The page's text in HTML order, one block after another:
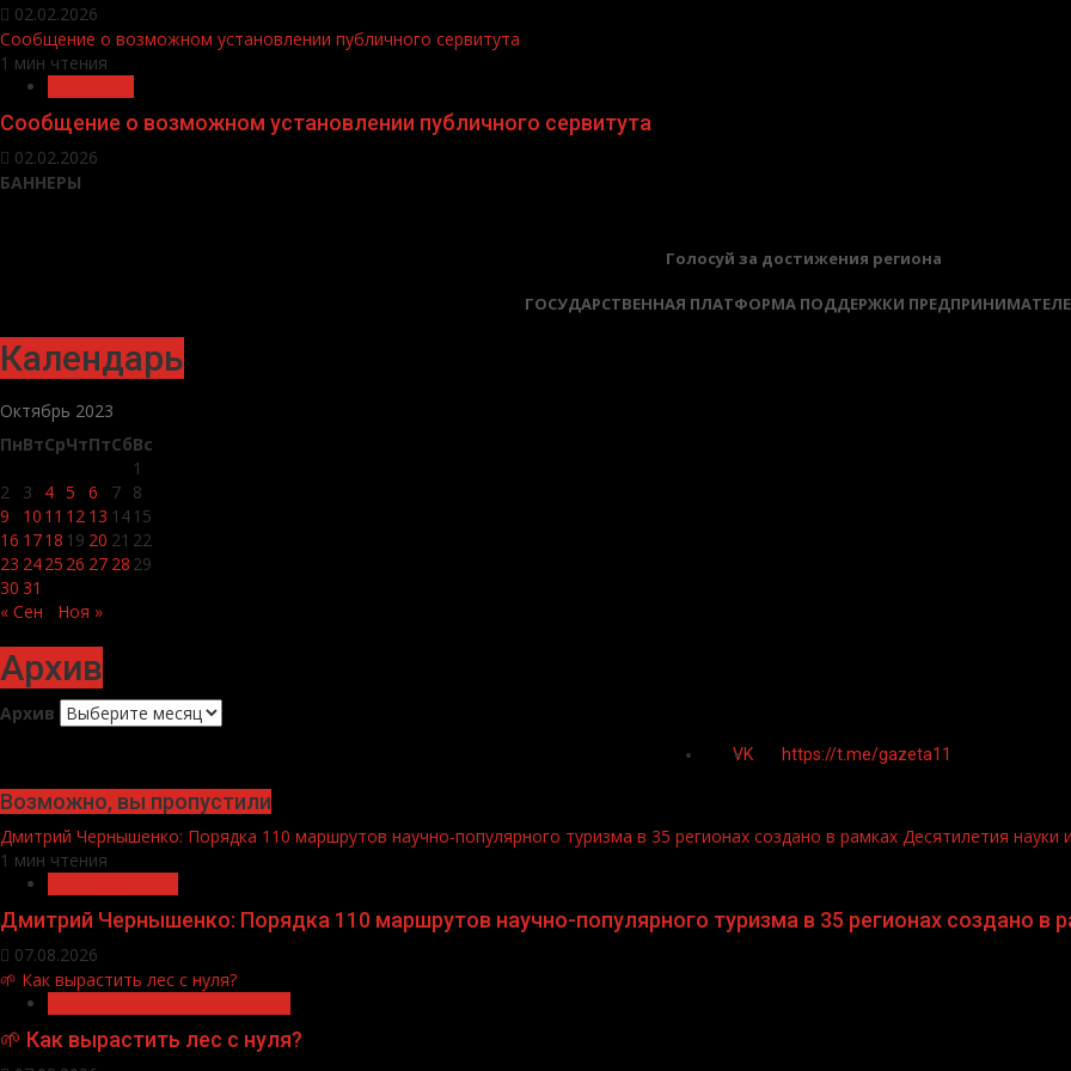
02.02.2026
Сообщение о возможном установлении публичного сервитута
1 мин чтения
Сообщение о возможном установлении публичного сервитута
02.02.2026
БАННЕРЫ
Голосуй за достижения региона
ГОСУДАРСТВЕННАЯ ПЛАТФОРМА ПОДДЕРЖКИ
Календарь
Октябрь 2023
ПнВтСрЧтПтСбВс
1
2
3 4 5 6 7 8
9
10 11 12 13 14 15
16 1718 19 20 21 22
23 2425 26 27 28 29
30 31
« Сен
Ноя »
Архив
Архив
VK https://t.me/gazeta11
Возможно, вы пропустили
Дмитрий Чернышенко: Порядка 110 маршрутов научно-популярного туризма в 35 регионах создано в рамках Десятилетия науки
1 мин чтения
Дмитрий Чернышенко: Порядка 110 маршрутов научно-популярного туризма в 35 регионах создано в
07.08.2026
🌱 Как вырастить лес с нуля?
🌱 Как вырастить лес с нуля?